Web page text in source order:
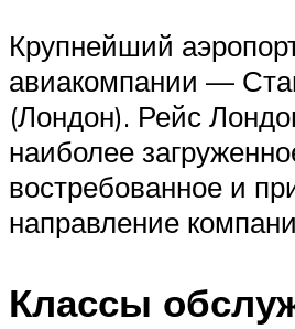
Крупнейший
авиакомпании —
(Лондон). Рейс
наиболее
востребованное и
направление
Классы